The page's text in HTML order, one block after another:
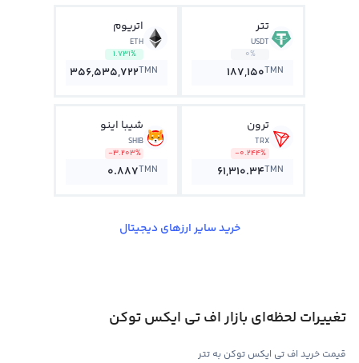
تتر
USDT
0%
187,150TMN
اتریوم
ETH
1.731%
356,535,722TMN
ترون
TRX
-0.244%
61,310.34TMN
شیبا اینو
SHIB
-3.203%
0.887TMN
خرید سایر ارزهای دیجیتال
تغییرات لحظه‌ای بازار اف تی ایکس توکن
قیمت خرید اف تی ایکس توکن به تتر